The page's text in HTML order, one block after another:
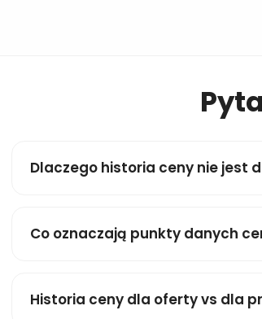
Dlaczego historia ceny nie jest
Co oznaczają punkty danych
Historia ceny dla oferty vs dla